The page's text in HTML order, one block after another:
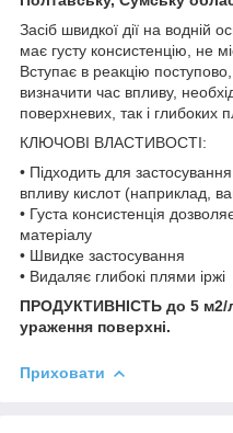
Засіб швидкої дії на водній
має густу консистенцію, не
Вступає в реакцію
визначити час впливу,
поверхневих, так і глибоких
КЛЮЧОВІ ВЛАСТИВОСТІ:
• Підходить для
впливу кислот (наприклад,
• Густа консистенція
матеріалу
• Швидке застосування
• Видаляє глибокі плями іржі
ПРОДУКТИВНІСТЬ до 5 м2/
ураження поверхні.
Приховати